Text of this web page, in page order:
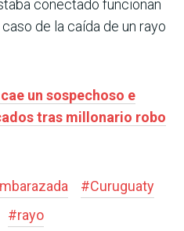
conectado funcionan
de la caída de un rayo
un sospechoso e
tras millonario robo
#Curuguaty
#rayo